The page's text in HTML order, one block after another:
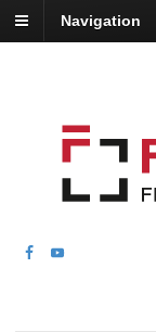
Navigation